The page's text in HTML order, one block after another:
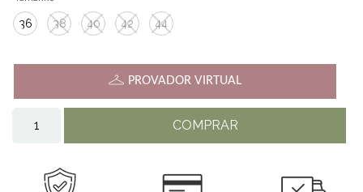
36 38 40 42 44
PROVADOR VIRTUAL
COMPRAR